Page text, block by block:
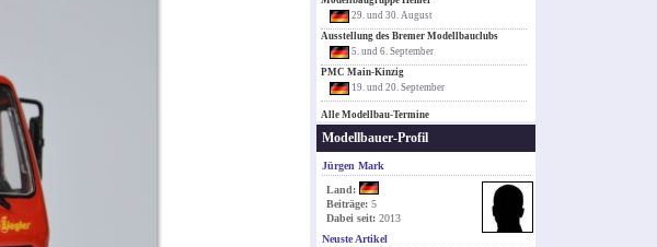
29. und 30. August
Ausstellung des Bremer Modellbauclubs
5. und 6. September
PMC Main-Kinzig
19. und 20. September
Alle Modellbau-Termine
Modellbauer-Profil
Jürgen Mark
Land:
Beiträge: 5
Dabei seit: 2013
Neuste Artikel